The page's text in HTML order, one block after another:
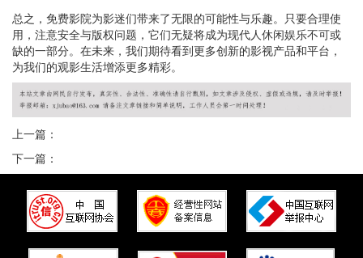
总之，免费影院为影迷们带来了无限的可能性与乐趣。只要合理使
用，注意安全与版权问题，它们无疑将成为现代人休闲娱乐不可或
缺的一部分。在未来，我们期待看到更多创新的影视产品和平台，
为我们的观影生活增添更多精彩。
上一篇：
下一篇：